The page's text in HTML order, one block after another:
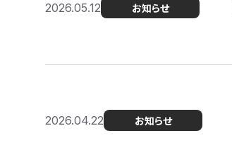
2026.05.12 お知らせ
2026.04.22 お知らせ